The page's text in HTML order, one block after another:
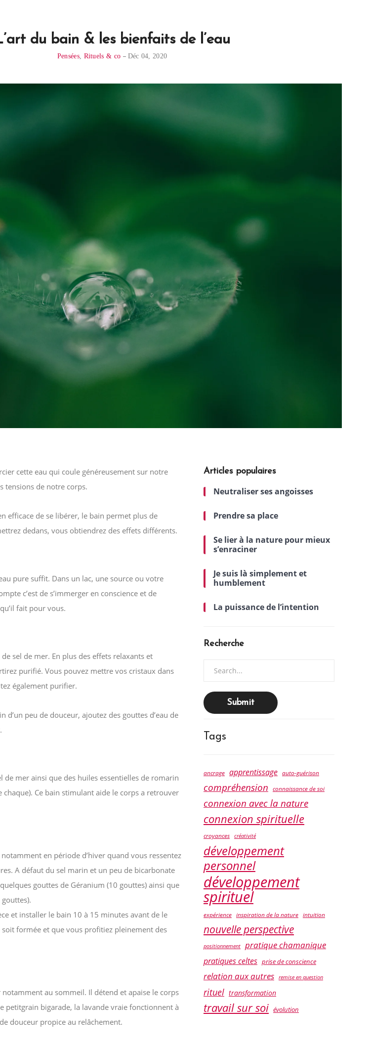
du bain & les bienfaits de l’eau
Pensées, Rituels & co Déc 04, 2020
cette eau qui coule généreusement sur notre
tensions de notre corps.
efficace de se libérer, le bain permet plus de
dedans, vous obtiendrez des effets différents.
pure suffit. Dans un lac, une source ou votre
c’est de s’immerger en conscience et de
fait pour vous.
sel de mer. En plus des effets relaxants et
purifié. Vous pouvez mettre vos cristaux dans
également purifier.
d’un peu de douceur, ajoutez des gouttes d’eau de
de mer ainsi que des huiles essentielles de romarin
chaque). Ce bain stimulant aide le corps a retrouver
en période d’hiver quand vous ressentez
A défaut du sel marin et un peu de bicarbonate
gouttes de Géranium (10 gouttes) ainsi que
et installer le bain 10 à 15 minutes avant de le
formée et que vous profitiez pleinement des
notamment au sommeil. Il détend et apaise le corps
petitgrain bigarade, la lavande vraie fonctionnent à
douceur propice au relâchement.
Articles populaires
Neutraliser ses angoisses
Prendre sa place
Se lier à la nature pour mieux
s’enraciner
Je suis là simplement et
humblement
La puissance de l’intention
Recherche
Tags
ancrage apprentissage auto-guérison
compréhension connaissance de soi
connexion avec la nature
connexion spirituelle
croyances créativité
développement
personnel
développement
spirituel
expérience inspiration de la nature intuition
nouvelle perspective
positionnement pratique chamanique
pratiques celtes prise de conscience
relation aux autres remise en question
rituel transformation
travail sur soi évolution